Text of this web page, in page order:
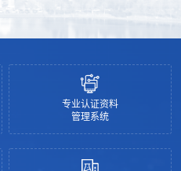
专业认证资料
管理系统